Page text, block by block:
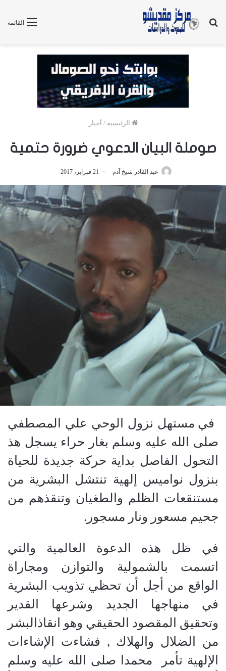
القائمة
بحث
الرئيسية / أخبار
صوملة البيان الدعوي ضرورة حتمية
عبد القادر شيخ آدم 21 فبراير، 2017
في مستهل نزول الوحي علي المصطفي
صلى الله عليه وسلم بغار حراء يسجل هذ
التحول الفاصل بداية حركة جديدة للحياة
بنزول نواميس إلهية تنتشل البشرية من
مستنقعات الظلم والطغيان وتنقذهم من
جحيم مسعور ونار مسجور.
في ظل هذه الدعوة العالمية والتي
اتسمت بالشمولية والتوازن ومجاراة
الواقع من أجل أن تحظي تذويب البشرية
في منهاجها الجديد وشرعها القدير
وتحقيق المقصود الحقيقي وهو انقاذالبشر
من الضلال والهلاك , فشاءت الإشاءات
الإلهية تأمر
محمدا صلى الله عليه وسلم